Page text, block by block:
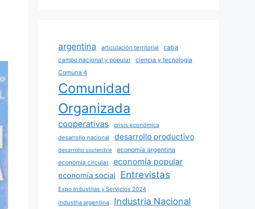
argentina articulación territorial
caba
campo nacional y popular
ciencia y tecnología
Comuna 4
Comunidad
Organizada
cooperativas
crisis económica
desarrollo nacional
desarrollo productivo
desarrollo sostenible
economía argentina
economía circular
economía popular
economía social Entrevistas
Expo Industrias y Servicios 2024
industria argentina
Industria Nacional